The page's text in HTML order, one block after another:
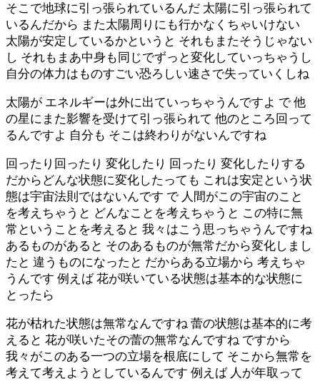
そこで地球に引っ張られているんだ 太陽に引っ張られて
いるんだから また太陽周りにも行かなくちゃいけない
太陽が安定しているかというと それもまたそうじゃない
し それもまあ中身も同じでずっと変化していっちゃうし
自分の体力はものすごい恐ろしい速さで失っていくしね
太陽が エネルギーは外に出ていっちゃうんですよ で 他
の星にまた影響を受けて引っ張られて 他のところ回って
るんですよ 自分も そこは終わりがないんですね
回ったり回ったり 変化したり 回ったり 変化したりする
だからどんな状態に変化したっても これは安定という状
態は宇宙法則ではないんです で 人間がこの宇宙のこと
を考えちゃうと どんなことを考えちゃうと この特に無
常ということを考えると 我々はこう思っちゃうんですね
あるものがあると そのあるものが無常だから変化しまし
たと 違うものになったと だからある立場から 考えちゃ
うんです 例えば 花が咲いている状態は基本的な状態に
とったら
花が枯れた状態は無常なんですね 蕾の状態は基本的に考
えると 花が咲いたその蕾の無常なんですね ですから
我々がこのある一つの立場を根底にして そこから無常を
考えて考えようとしているんです 例えば 人が年取って